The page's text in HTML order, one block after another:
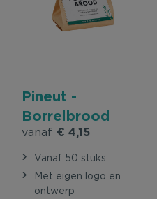
Pineut -
Borrelbrood
vanaf € 4,15
Vanaf 50 stuks
Met eigen logo en
ontwerp